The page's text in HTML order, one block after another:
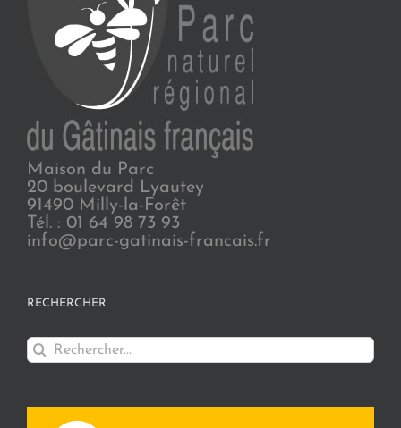
Maison du Parc
20 boulevard Lyautey
91490 Milly-la-Forêt
Tél. : 01 64 98 73 93
info@parc-gatinais-francais.fr
RECHERCHER
Rechercher: